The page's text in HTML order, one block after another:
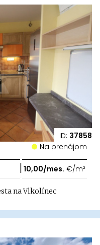
ID: 37858
Na prenájom
| 10,00/mes. €/m²
na Vlkolínec